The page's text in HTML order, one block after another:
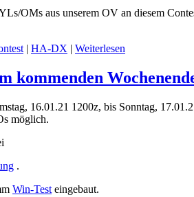
OMs aus unserem OV an diesem
| HA-DX | Weiterlesen
kommenden
16.01.21 1200z, bis Sonntag,
möglich.
.
Win-Test eingebaut.